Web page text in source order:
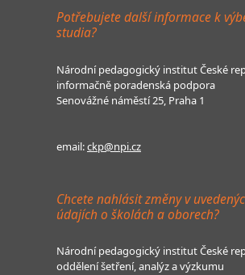
Potřebujete další informace k
studia?
Národní pedagogický institut České
informačně poradenská podpora
Senovážné náměstí 25, Praha 1
email:ckp@npi.cz
Chcete nahlásit změny v
údajích o školách a oborech?
Národní pedagogický institut České
oddělení šetření, analýz a výzkumu